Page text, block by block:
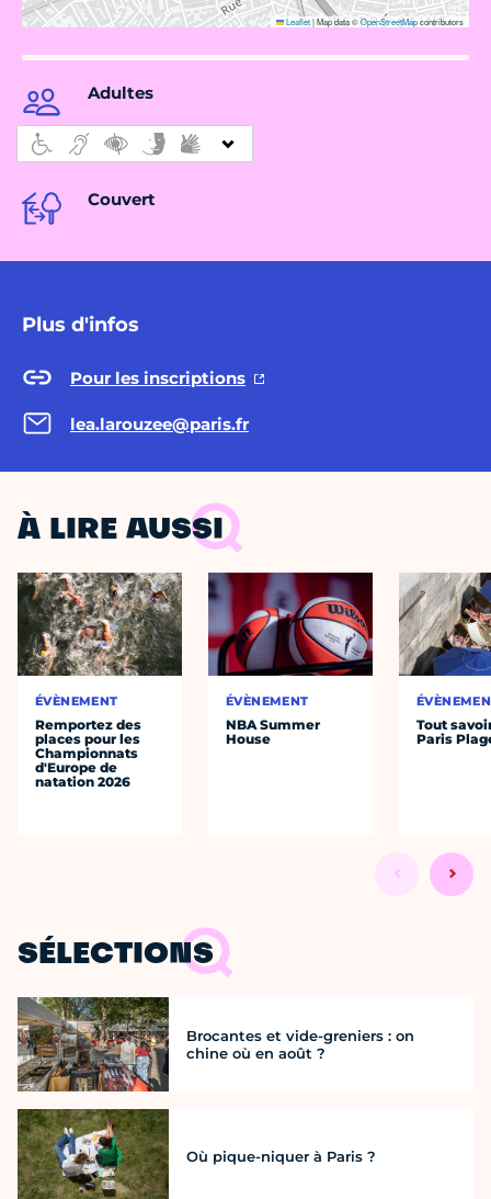
Leaflet|Map data ©OpenStreetMapcontributors
Adultes
Couvert
Plus d'infos
Pour les inscriptions
lea.larouzee@paris.fr
À LIRE AUSSI
ÉVÈNEMENT
Remportez des
places pour les
Championnats
d'Europe de
natation 2026
ÉVÈNEMENT
NBA Summer
House
Tout
Paris
SÉLECTIONS
Brocantes et vide-greniers : on
chine où en août ?
Où pique-niquer à Paris ?